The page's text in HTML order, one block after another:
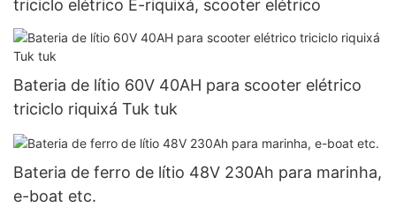
triciclo elétrico E-riquixá, scooter elétrico
Bateria de lítio 60V 40AH para scooter elétrico
triciclo riquixá Tuk tuk
Bateria de ferro de lítio 48V 230Ah para marinha,
e-boat etc.